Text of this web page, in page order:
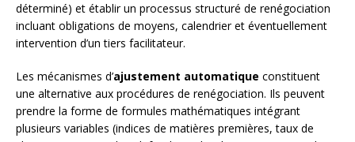
déterminé) et établir un processus structuré de renégociation
incluant obligations de moyens, calendrier et éventuellement
intervention d’un tiers facilitateur.
Les mécanismes d’ajustement automatique constituent
une alternative aux procédures de renégociation. Ils peuvent
prendre la forme de formules mathématiques intégrant
plusieurs variables (indices de matières premières, taux de